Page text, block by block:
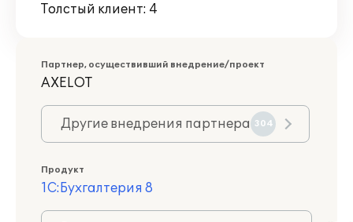
Толстый клиент: 4
Партнер, осуществивший внедрение/проект
AXELOT
Другие внедрения партнера 304
Продукт
1С:Бухгалтерия 8